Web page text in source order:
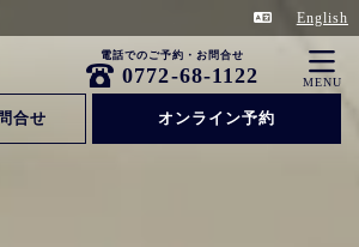
English
電話でのご予約・お問合せ
0772-68-1122
合せ オンライン予約
MENU